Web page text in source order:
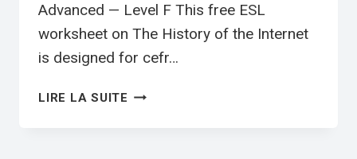
Advanced — Level F This free ESL
worksheet on The History of the Internet
is designed for cefr…
LIRE LA SUITE HISTORY